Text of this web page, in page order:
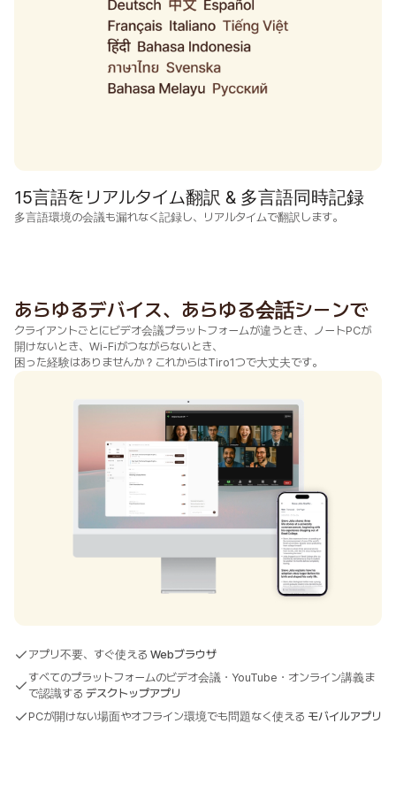
15言語をリアルタイム翻訳 & 多言語同時記録
多言語環境の会議も漏れなく記録し、リアルタイムで翻訳します。
あらゆるデバイス、あらゆる会話シーンで
クライアントごとにビデオ会議プラットフォームが違うとき、ノートPCが
開けないとき、Wi-Fiがつながらないとき、
困った経験はありませんか？これからはTiro1つで大丈夫です。
アプリ不要、すぐ使える Webブラウザ
すべてのプラットフォームのビデオ会議・YouTube・オンライン講義ま
で認識する デスクトップアプリ
PCが開けない場面やオフライン環境でも問題なく使える モバイルアプリ